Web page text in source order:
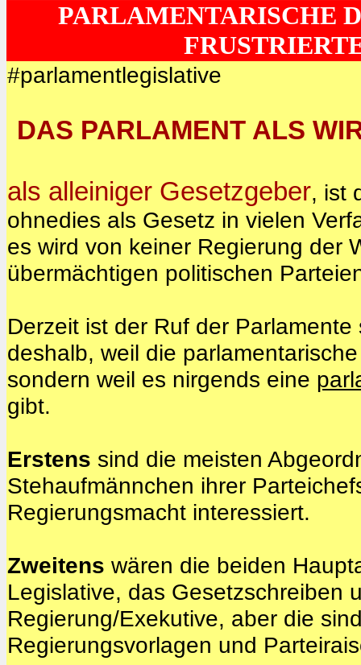
PARLAMENTARISCHE
#parlamentlegislative
DAS PARLAMENT ALS
als alleiniger Gesetzgeber, ist
ohnedies als Gesetz in vielen
es wird von keiner Regierung der
übermächtigen politischen
Derzeit ist der Ruf der
deshalb, weil die
sondern weil es nirgends eine
gibt.
Erstens sind die meisten
Stehaufmännchen ihrer
Regierungsmacht interessiert.
Zweitens wären die beiden
Legislative, das Gesetzschreiben
Regierung/Exekutive, aber die
Regierungsvorlagen und